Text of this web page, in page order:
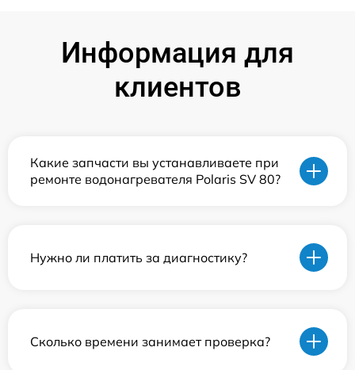
Информация для
клиентов
Какие запчасти вы устанавливаете при
ремонте водонагревателя Polaris SV 80?
Нужно ли платить за диагностику?
Сколько времени занимает проверка?